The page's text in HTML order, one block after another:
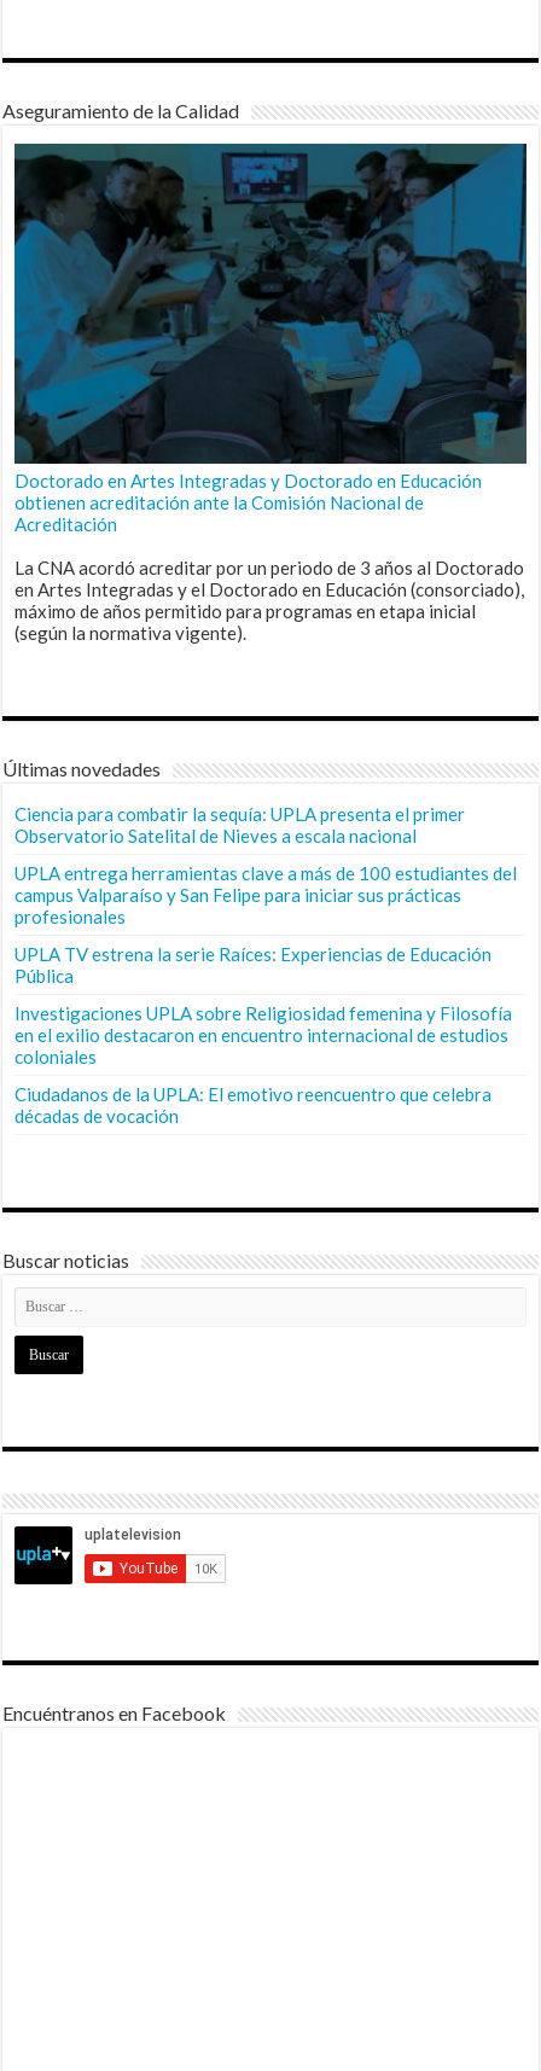
Aseguramiento de la Calidad
Doctorado en Artes Integradas y Doctorado en Educación
obtienen acreditación ante la Comisión Nacional de
Acreditación
La CNA acordó acreditar por un periodo de 3 años al Doctorado
en Artes Integradas y el Doctorado en Educación (consorciado),
máximo de años permitido para programas en etapa inicial
(según la normativa vigente).
Últimas novedades
Ciencia para combatir la sequía: UPLA presenta el primer
Observatorio Satelital de Nieves a escala nacional
UPLA entrega herramientas clave a más de 100 estudiantes del
campus Valparaíso y San Felipe para iniciar sus prácticas
profesionales
UPLA TV estrena la serie Raíces: Experiencias de Educación
Pública
Investigaciones UPLA sobre Religiosidad femenina y Filosofía
en el exilio destacaron en encuentro internacional de estudios
coloniales
Ciudadanos de la UPLA: El emotivo reencuentro que celebra
décadas de vocación
Buscar noticias
Encuéntranos en Facebook